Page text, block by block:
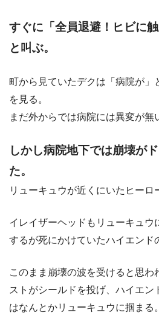
すぐに「全員退避！ヒビに
と叫ぶ。
町から見ていたデクは「病院が」
を見る。
まだ外からでは病院には異変が無
しかし病院地下では崩壊が
た。
リューキュウが近くにいたヒーロ
イレイザーヘッドもリューキュウ
するが死にかけていたハイエンド
このまま崩壊の波を受けると思わ
ストがシールドを投げ、ハイエン
はなんとかリューキュウに掴まる。